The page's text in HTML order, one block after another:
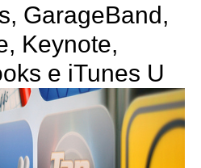
GarageBand,
Keynote,
e iTunes U